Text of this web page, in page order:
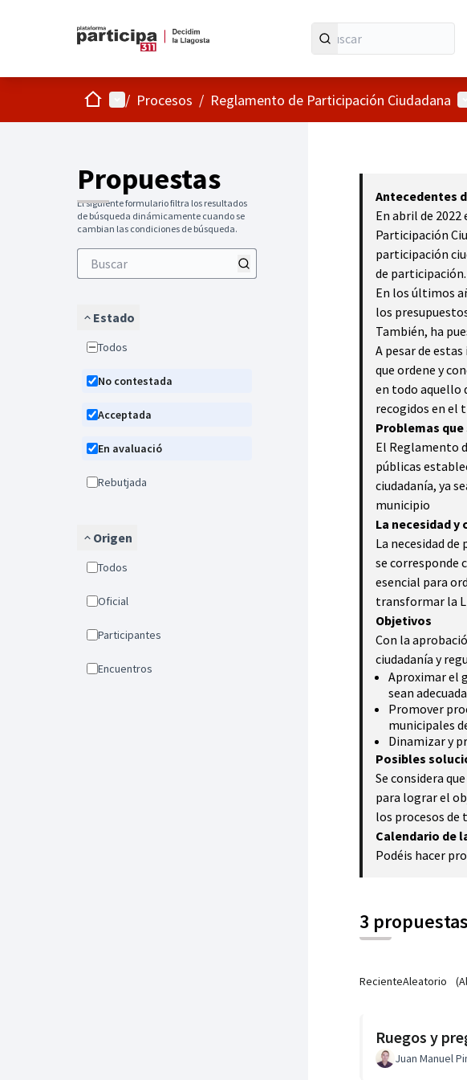
InicioMenú principal
/ Procesos / Reglamento de Participación Ciudadana
Propuestas
El siguiente formulario filtra los resultados
de búsqueda dinámicamente cuando se
cambian las condiciones de búsqueda.
Estado
Todos
No contestada
Acceptada
En avaluació
Rebutjada
Origen
Todos
Oficial
Participantes
Encuentros
Antecedentes
En abril de
Participación
participación
de participación.
En los últimos
los
También, ha
A pesar de
que ordene y
en todo aquello
recogidos en el
Problemas
El Reglamento
públicas
ciudadanía, ya
municipio
La necesidad
La necesidad
se corresponde
esencial para
transformar la
Objetivos
Con la
ciudadanía y
Aproximar el
sean
Promover
municipales
Dinamizar y
Posibles
Se considera
para lograr el
los procesos de
Calendario de
Podéis hacer
3 propuestas
RecienteAleatorio
Ruegos y
Juan Manuel